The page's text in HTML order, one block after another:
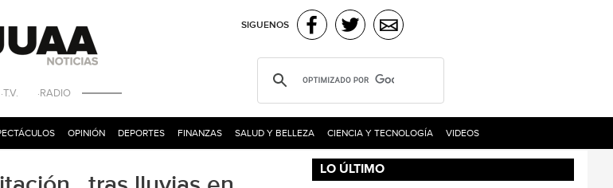
·RADIO
SIGUENOS
OPINIÓN DEPORTES FINANZAS SALUD Y BELLEZA CIENCIA Y TECNOLOGÍA VIDEOS
LO ÚLTIMO